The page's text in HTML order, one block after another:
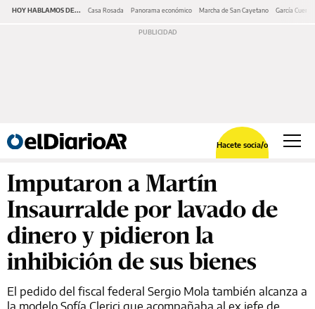
HOY HABLAMOS DE... Casa Rosada Panorama económico Marcha de San Cayetano García Cuerva
Hacete socia/o
Imputaron a Martín
Insaurralde por lavado de
dinero y pidieron la
inhibición de sus bienes
El pedido del fiscal federal Sergio Mola también alcanza a
la modelo Sofía Clerici que acompañaba al ex jefe de